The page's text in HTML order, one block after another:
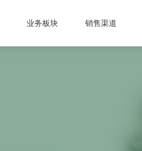
业务板块 销售渠道